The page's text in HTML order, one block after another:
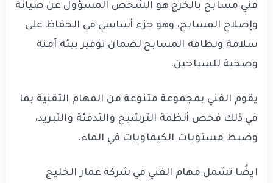
فني مسابح بالخرج هو الشخص المسؤول عن صيانة
وإصلاح المسابح، وهو جزء أساسي في الحفاظ على
سلامة ونظافة المسابح لضمان توفير بيئة آمنة
وصحية للسباحين.
يقوم الفني بمجموعة متنوعة من المهام التقنية بما
في ذلك فحص أنظمة الترشيح والتدفئة والتبريد،
وضبط مستويات الكيماويات في الماء.
ايضًا تشمل مهام الفني في شركة عمار الخليج